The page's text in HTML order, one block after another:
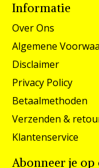
Informatie
Over Ons
Algemene
Disclaimer
Privacy Policy
Betaalmethoden
Verzenden &
Klantenservice
Abonneer je